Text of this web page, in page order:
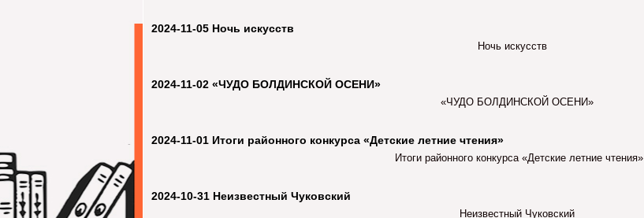
2024-11-05 Ночь искусств
Ночь искусств
2024-11-02 «ЧУДО БОЛДИНСКОЙ ОСЕНИ»
«ЧУДО БОЛДИНСКОЙ ОСЕНИ»
2024-11-01 Итоги районного конкурса «Детские летние чтения»
Итоги районного конкурса «Детские летние чтения»
2024-10-31 Неизвестный Чуковский
Неизвестный Чуковский